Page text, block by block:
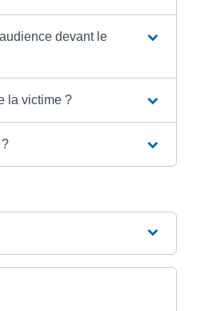
devant le
la victime ?